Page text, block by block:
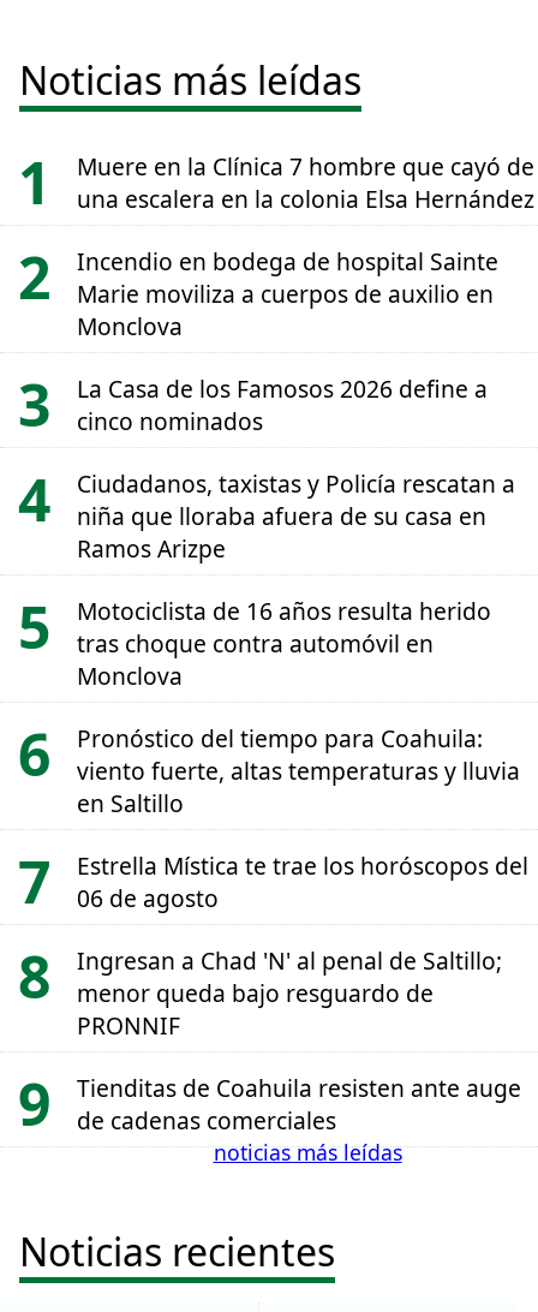
Noticias más leídas
Muere en la Clínica 7 hombre que cayó de
una escalera en la colonia Elsa Hernández
Incendio en bodega de hospital Sainte
Marie moviliza a cuerpos de auxilio en
Monclova
La Casa de los Famosos 2026 define a
cinco nominados
Ciudadanos, taxistas y Policía rescatan a
niña que lloraba afuera de su casa en
Ramos Arizpe
Motociclista de 16 años resulta herido
tras choque contra automóvil en
Monclova
Pronóstico del tiempo para Coahuila:
viento fuerte, altas temperaturas y lluvia
en Saltillo
Estrella Mística te trae los horóscopos del
06 de agosto
Ingresan a Chad 'N' al penal de Saltillo;
menor queda bajo resguardo de
PRONNIF
Tienditas de Coahuila resisten ante auge
de cadenas comerciales
noticias más leídas
Noticias recientes